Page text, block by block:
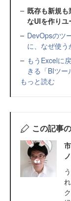
既存も新規
なUIを作りユ
DevOpsのツ
に、なぜ使
もうExcelに
きる「BIツ
もっと読む
この記事